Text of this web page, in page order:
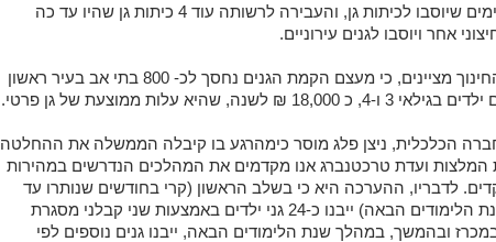
מבנים קיימים שיוסבו לכיתות גן, והעבירה לרשותה עוד 4 כיתות גן שהיו עד כה
אחר ויוסבו לגנים עירוניים.
במינהל החינוך מציינים, כי מעצם הקמת הגנים נחסך לכ- 800 בתי אב בעיר ראשון
18,000 ₪ לשנה, שהיא עלות ממוצעת של גן פרטי.
הכלכלית, ניצן פלג מוסר כימהרגע בו קיבלה הממשלה את ההחלטה
המלצות ועדת טרכטנברג אנו מקדמים את המהלכים הנדרשים במהירות
לדבריו, ההערכה היא כי בשלב הראשון (קרי בחודשים שנותרו עד
תחילת שנת הלימודים הבאה) ייבנו כ-24 גני ילדים באמצעות שני קבלני מסגרת
ובהמשך, במהלך שנת הלימודים הבאה, ייבנו גנים נוספים לפי